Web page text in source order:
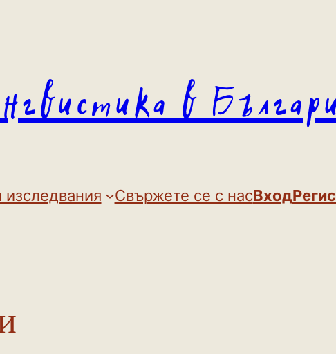
в
изследвания Свържете се с насВход